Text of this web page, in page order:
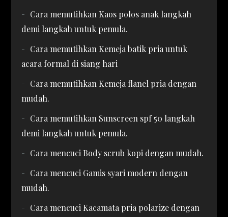
Cara memutihkan Kaos polos anak langkah
demi langkah untuk pemula.
Cara memutihkan Kemeja batik pria untuk
acara formal di siang hari
Cara memutihkan Kemeja flanel pria dengan
mudah.
Cara memutihkan Sunscreen spf 50 langkah
demi langkah untuk pemula.
Cara mencuci Body scrub kopi dengan mudah.
Cara mencuci Gamis syari modern dengan
mudah.
Cara mencuci Kacamata pria polarize dengan